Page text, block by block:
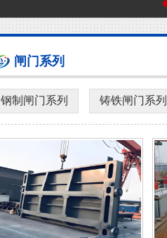
闸门系列
钢制闸门系列 铸铁闸门系列